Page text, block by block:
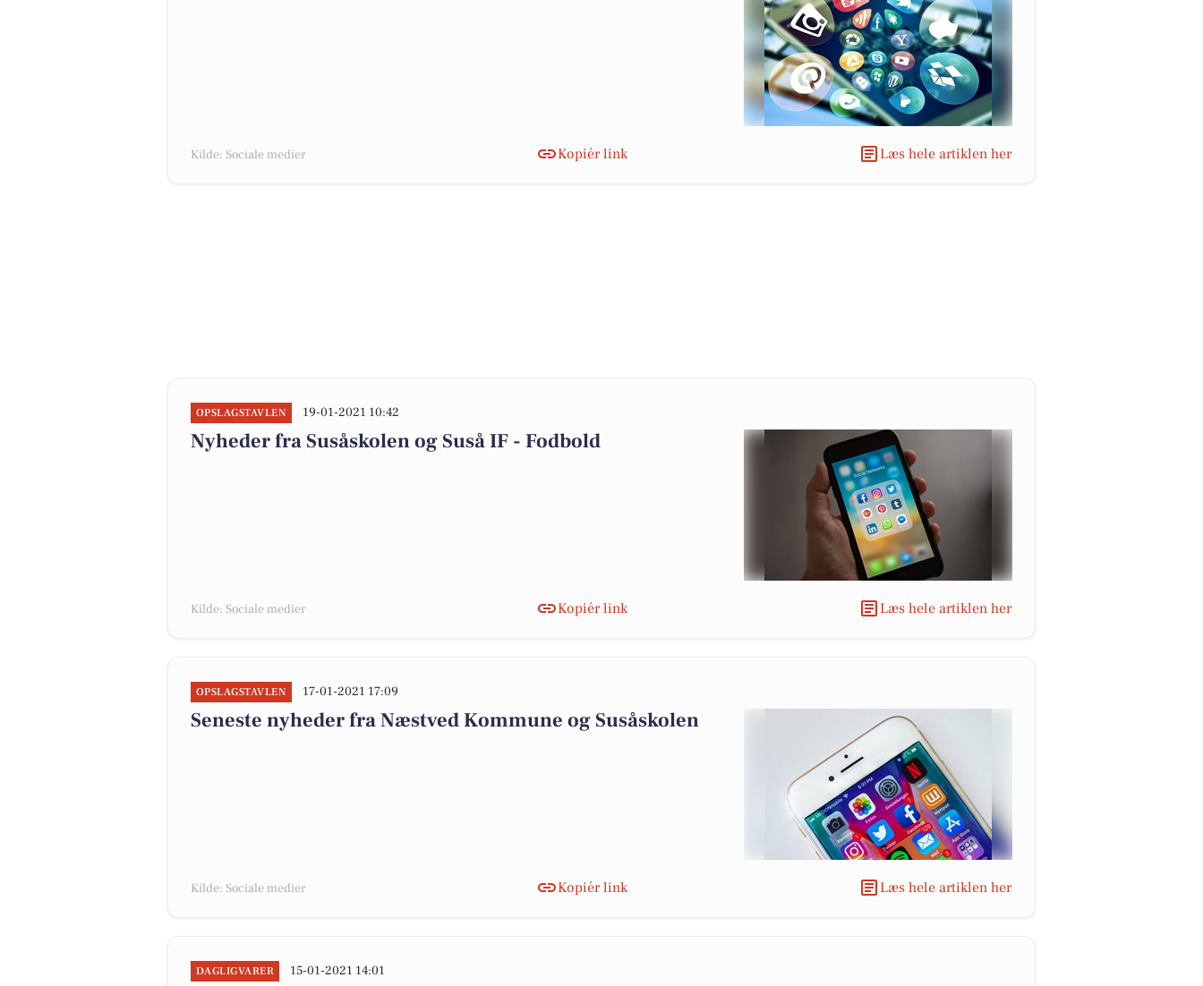
Kilde: Sociale medier Kopiér link Læs hele artiklen her
OPSLAGSTAVLEN 19-01-2021 10:42
Nyheder fra Susåskolen og Suså IF - Fodbold
Kilde: Sociale medier Kopiér link Læs hele artiklen her
OPSLAGSTAVLEN 17-01-2021 17:09
Seneste nyheder fra Næstved Kommune og Susåskolen
Kilde: Sociale medier Kopiér link Læs hele artiklen her
DAGLIGVARER 15-01-2021 14:01